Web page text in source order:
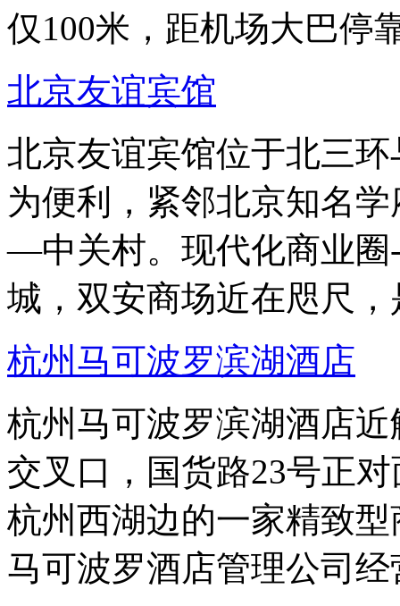
仅100米，距机场大巴停
北京友谊宾馆
北京友谊宾馆位于北三
为便利，紧邻北京知名
—中关村。现代化商业圈
城，双安商场近在咫尺
杭州马可波罗滨湖酒店
杭州马可波罗滨湖酒店
交叉口，国货路23号正
杭州西湖边的一家精致
马可波罗酒店管理公司